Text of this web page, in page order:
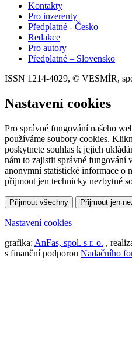
Kontakty
Pro inzerenty
Předplatné - Česko
Redakce
Pro autory
Předplatné – Slovensko
ISSN 1214-4029, © VESMÍR,
Nastavení cookies
Pro správné fungování našeho
používáme soubory cookies.
poskytnete souhlas k jejich
nám to zajistit správné fungování
anonymní statistické informace o
přijmout jen technicky nezbytné
Přijmout všechny Přijmout jen
Nastavení cookies
grafika: AnFas, spol. s r. o. ,
s finanční podporou Nadačního